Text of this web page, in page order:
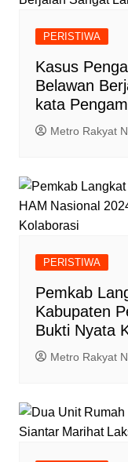
PERISTIWA
Kasus
Belawan
kata
Metro Rakyat
PERISTIWA
Pemkab
Kabupaten
Bukti Nyata
Metro Rakyat